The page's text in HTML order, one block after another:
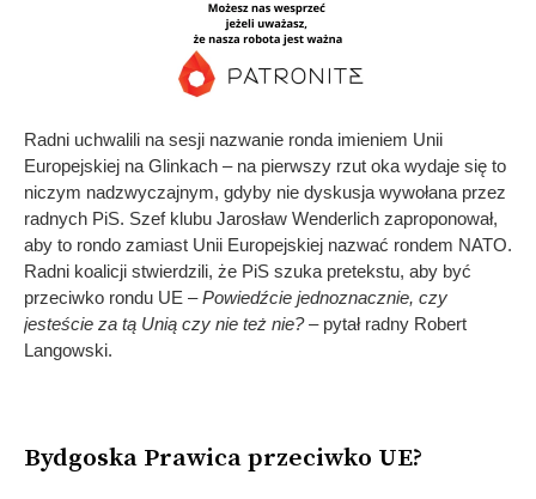
Radni uchwalili na sesji nazwanie ronda imieniem Unii
Europejskiej na Glinkach – na pierwszy rzut oka wydaje się to
niczym nadzwyczajnym, gdyby nie dyskusja wywołana przez
radnych PiS. Szef klubu Jarosław Wenderlich zaproponował,
aby to rondo zamiast Unii Europejskiej nazwać rondem NATO.
Radni koalicji stwierdzili, że PiS szuka pretekstu, aby być
przeciwko rondu UE –Powiedźcie jednoznacznie, czy
jesteście za tą Unią czy nie też nie?– pytał radny Robert
Langowski.
Bydgoska Prawica przeciwko UE?